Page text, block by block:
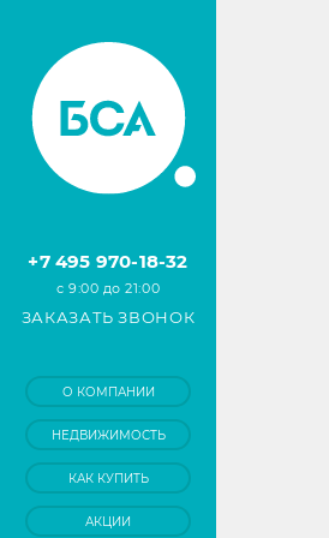
+7 495 970-18-32
с 9:00 до 21:00
ЗАКАЗАТЬ ЗВОНОК
О КОМПАНИИ
НЕДВИЖИМОСТЬ
КАК КУПИТЬ
АКЦИИ